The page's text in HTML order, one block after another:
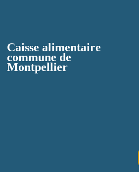
Caisse alimentaire
commune de
Montpellier